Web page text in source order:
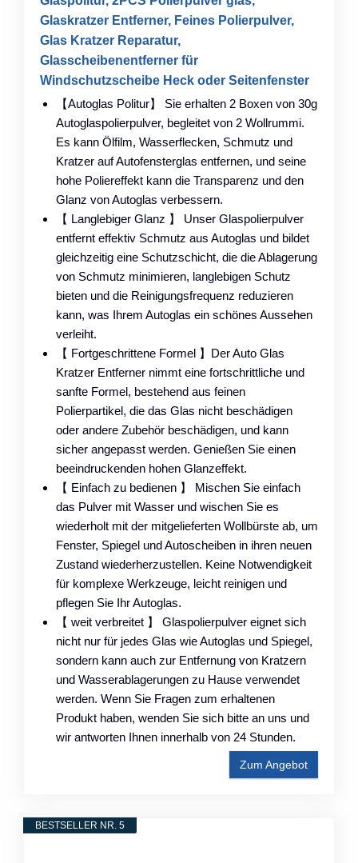
Glaskratzer Entferner, Feines Polierpulver,
Glas Kratzer Reparatur,
Glasscheibenentferner für
Windschutzscheibe Heck oder Seitenfenster
【Autoglas Politur】 Sie erhalten 2 Boxen von 30g
Autoglaspolierpulver, begleitet von 2 Wollrummi.
Es kann Ölfilm, Wasserflecken, Schmutz und
Kratzer auf Autofensterglas entfernen, und seine
hohe Poliereffekt kann die Transparenz und den
Glanz von Autoglas verbessern.
【 Langlebiger Glanz 】 Unser Glaspolierpulver
entfernt effektiv Schmutz aus Autoglas und bildet
gleichzeitig eine Schutzschicht, die die Ablagerung
von Schmutz minimieren, langlebigen Schutz
bieten und die Reinigungsfrequenz reduzieren
kann, was Ihrem Autoglas ein schönes Aussehen
verleiht.
【 Fortgeschrittene Formel 】Der Auto Glas
Kratzer Entferner nimmt eine fortschrittliche und
sanfte Formel, bestehend aus feinen
Polierpartikel, die das Glas nicht beschädigen
oder andere Zubehör beschädigen, und kann
sicher angepasst werden. Genießen Sie einen
beeindruckenden hohen Glanzeffekt.
【 Einfach zu bedienen 】 Mischen Sie einfach
das Pulver mit Wasser und wischen Sie es
wiederholt mit der mitgelieferten Wollbürste ab, um
Fenster, Spiegel und Autoscheiben in ihren neuen
Zustand wiederherzustellen. Keine Notwendigkeit
für komplexe Werkzeuge, leicht reinigen und
pflegen Sie Ihr Autoglas.
【 weit verbreitet 】 Glaspolierpulver eignet sich
nicht nur für jedes Glas wie Autoglas und Spiegel,
sondern kann auch zur Entfernung von Kratzern
und Wasserablagerungen zu Hause verwendet
werden. Wenn Sie Fragen zum erhaltenen
Produkt haben, wenden Sie sich bitte an uns und
wir antworten Ihnen innerhalb von 24 Stunden.
Zum Angebot
BESTSELLER NR. 5